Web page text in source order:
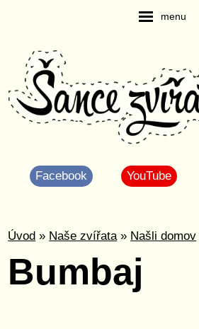
menu
Facebook YouTube
Úvod » Naše zvířata» Našli domov
Bumbaj